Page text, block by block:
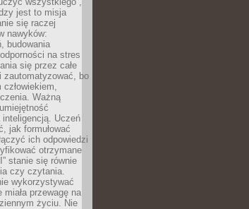
jest to misja
się raczej
nawyków:
budowania
na stres
się przez całe
zautomatyzować, bo
Ważną
Uczeń
jak formułować
ich odpowiedzi
otrzymane
stanie się równie
czy czytania.
wykorzystywać
przewagę na
życiu. Nie